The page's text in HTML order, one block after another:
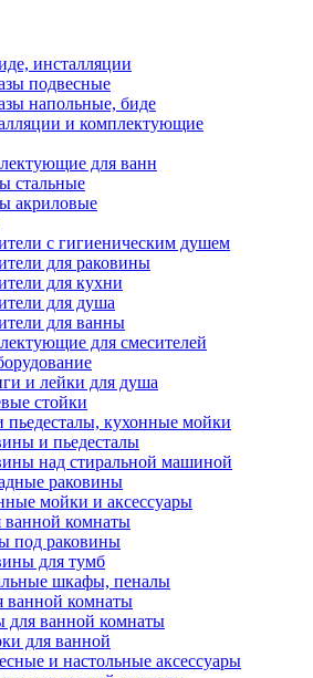
инсталляции
подвесные
напольные, биде
и комплектующие
для ванн
стальные
акриловые
с гигиеническим душем
для раковины
для кухни
для душа
для ванны
для смесителей
и лейки для душа
стойки
пьедесталы, кухонные мойки
и пьедесталы
над стиральной машиной
раковины
мойки и аксессуары
ванной комнаты
под раковины
для тумб
шкафы, пеналы
ванной комнаты
для ванной комнаты
для ванной
и настольные аксессуары